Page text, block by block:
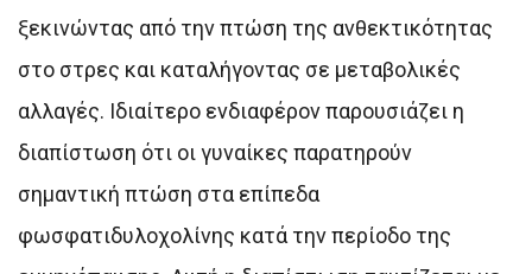
ξεκινώντας από την πτώση της ανθεκτικότητας
στο στρες και καταλήγοντας σε μεταβολικές
αλλαγές. Ιδιαίτερο ενδιαφέρον παρουσιάζει η
διαπίστωση ότι οι γυναίκες παρατηρούν
σημαντική πτώση στα επίπεδα
φωσφατιδυλοχολίνης κατά την περίοδο της